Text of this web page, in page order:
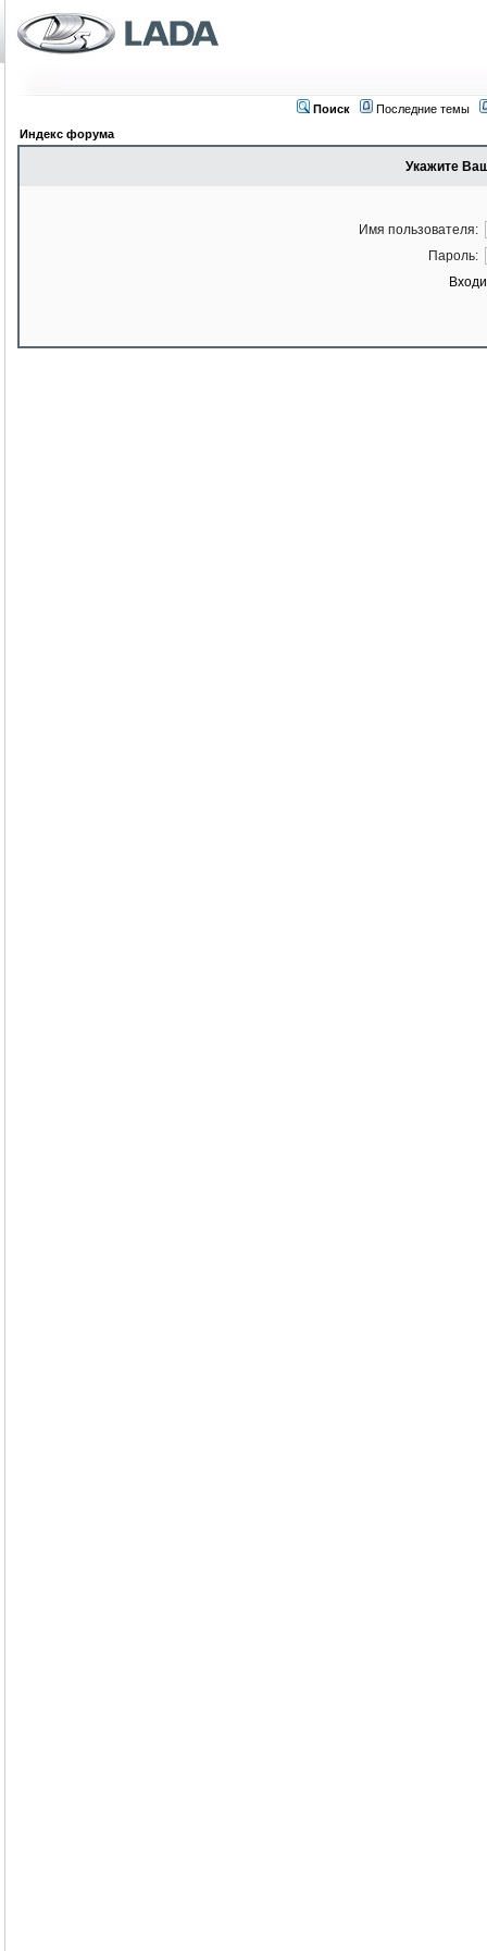
Поиск
Последние темы
Индекс форума
Укажите
Имя пользователя:
Пароль: